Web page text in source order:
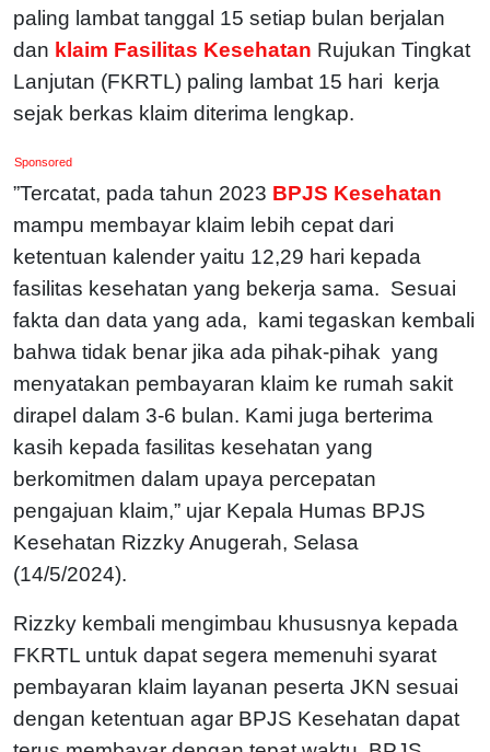
paling lambat tanggal 15 setiap bulan berjalan
dan klaim Fasilitas Kesehatan Rujukan Tingkat
Lanjutan (FKRTL) paling lambat 15 hari kerja
sejak berkas klaim diterima lengkap.
Sponsored
”Tercatat, pada tahun 2023 BPJS Kesehatan
mampu membayar klaim lebih cepat dari
ketentuan kalender yaitu 12,29 hari kepada
fasilitas kesehatan yang bekerja sama. Sesuai
fakta dan data yang ada, kami tegaskan kembali
bahwa tidak benar jika ada pihak-pihak yang
menyatakan pembayaran klaim ke rumah sakit
dirapel dalam 3-6 bulan. Kami juga berterima
kasih kepada fasilitas kesehatan yang
berkomitmen dalam upaya percepatan
pengajuan klaim,” ujar Kepala Humas BPJS
Kesehatan Rizzky Anugerah, Selasa
(14/5/2024).
Rizzky kembali mengimbau khususnya kepada
FKRTL untuk dapat segera memenuhi syarat
pembayaran klaim layanan peserta JKN sesuai
dengan ketentuan agar BPJS Kesehatan dapat